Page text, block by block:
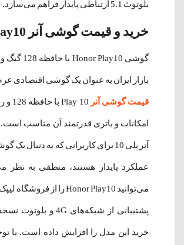
بلوتوث 5.1 ارتباطی پایدار فراهم می‌سازد.
خرید و قیمت گوشی آنر Play10
بازار ایران به عنوان یک گوشی اقتصادی
قیمت گوشی آنر
امکانات و باتری قدرتمند آن مناسب است.
آنر پلی 10 برای کاربرانی که به دنبال
عملکرد پایدار هستند، منطقی به
می‌توانید Honor Play10 را از فروشگاه‌ لیپک تهیه کنید.
خرید این مدل را افزایش داده است. با